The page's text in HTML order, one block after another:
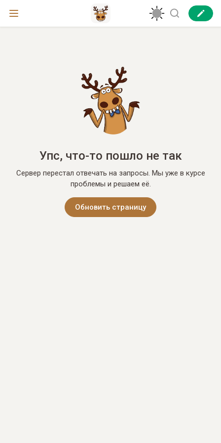
Упс, что-то пошло не так
Сервер перестал отвечать на запросы. Мы уже в курсе
проблемы и решаем её.
Обновить страницу